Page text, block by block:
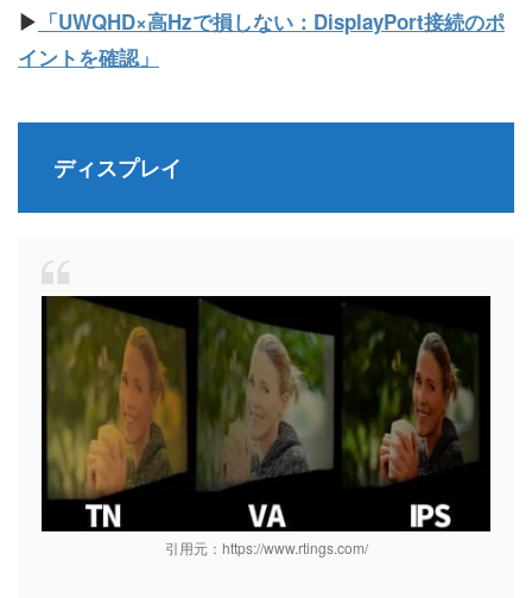
▶ 「UWQHD×高Hzで損しない：DisplayPort接続のポ
イントを確認」
ディスプレイ
引用元：https://www.rtings.com/